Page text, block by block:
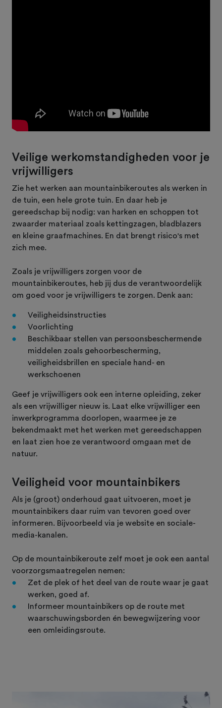
Veilige werkomstandigheden voor je
vrijwilligers
Zie het werken aan mountainbikeroutes als werken in
de tuin, een hele grote tuin. En daar heb je
gereedschap bij nodig: van harken en schoppen tot
zwaarder materiaal zoals kettingzagen, bladblazers
en kleine graafmachines. En dat brengt risico's met
zich mee.
Zoals je vrijwilligers zorgen voor de
mountainbikeroutes, heb jij dus de verantwoordelijk
om goed voor je vrijwilligers te zorgen. Denk aan:
Veiligheidsinstructies
Voorlichting
Beschikbaar stellen van persoonsbeschermende
middelen zoals gehoorbescherming,
veiligheidsbrillen en speciale hand- en
werkschoenen
Geef je vrijwilligers ook een interne opleiding, zeker
als een vrijwilliger nieuw is. Laat elke vrijwilliger een
inwerkprogramma doorlopen, waarmee je ze
bekendmaakt met het werken met gereedschappen
en laat zien hoe ze verantwoord omgaan met de
natuur.
Veiligheid voor mountainbikers
Als je (groot) onderhoud gaat uitvoeren, moet je
mountainbikers daar ruim van tevoren goed over
informeren. Bijvoorbeeld via je website en sociale-
media-kanalen.
Op de mountainbikeroute zelf moet je ook een aantal
voorzorgsmaatregelen nemen:
Zet de plek of het deel van de route waar je gaat
werken, goed af.
Informeer mountainbikers op de route met
waarschuwingsborden én bewegwijzering voor
een omleidingsroute.